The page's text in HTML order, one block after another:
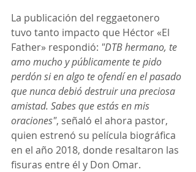
La publicación del reggaetonero
tuvo tanto impacto que Héctor «El
Father» respondió: "DTB hermano, te
amo mucho y públicamente te pido
perdón si en algo te ofendí en el pasado
que nunca debió destruir una preciosa
amistad. Sabes que estás en mis
oraciones", señaló el ahora pastor,
quien estrenó su película biográfica
en el año 2018, donde resaltaron las
fisuras entre él y Don Omar.